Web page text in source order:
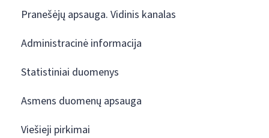
Pranešėjų apsauga. Vidinis kanalas
Administracinė informacija
Statistiniai duomenys
Asmens duomenų apsauga
Viešieji pirkimai